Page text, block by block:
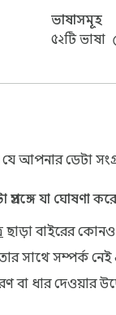
ভাষাসমূহ
৫২টি ভাষা
আপনার ডেটা
যা ঘোষণা
ছাড়া বাইরের কোনও
সাথে সম্পর্ক নেই
বা ধার দেওয়ার